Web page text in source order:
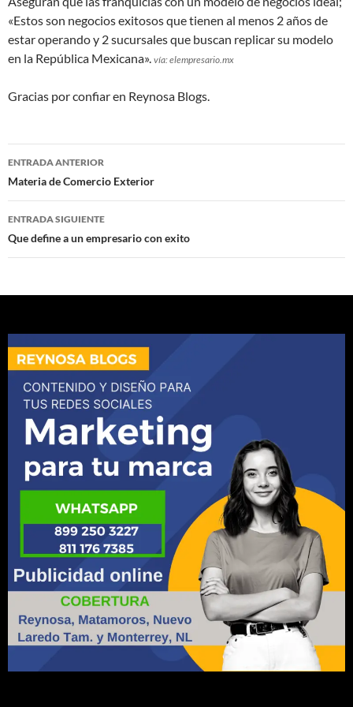
«Estos son negocios exitosos que tienen al menos 2 años de
estar operando y 2 sucursales que buscan replicar su modelo
en la República Mexicana». vía: elempresario.mx
Gracias por confiar en Reynosa Blogs.
Navegación
de
entradas
ENTRADA ANTERIOR
Materia de Comercio Exterior
ENTRADA SIGUIENTE
Que define a un empresario con exito